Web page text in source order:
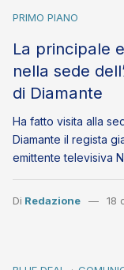
PRIMO PIANO
La principale
nella sede
di Diamante
Ha fatto visita alla
Diamante il regista
emittente televisiva
Di Redazione 18